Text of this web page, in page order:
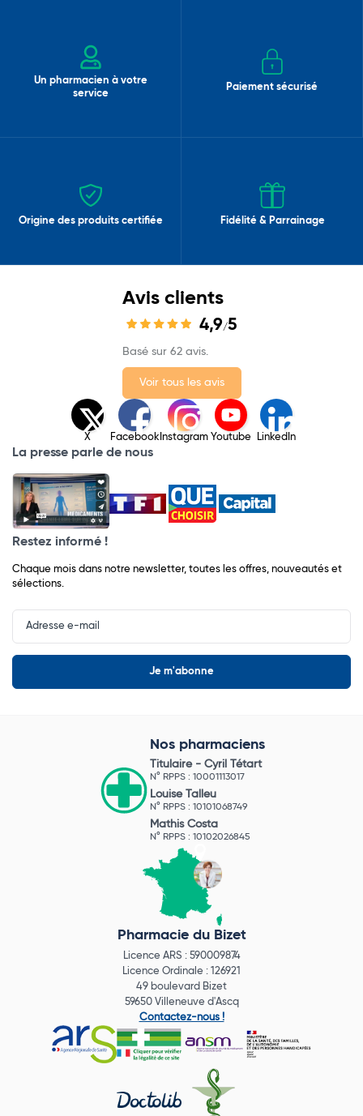
Un pharmacien à votre
service
Paiement sécurisé
Origine des produits certifiée Fidélité & Parrainage
Avis clients
4,9/5
Basé sur 62 avis.
Voir tous les avis
X Facebook Instagram Youtube LinkedIn
La presse parle de nous
Restez informé !
Chaque mois dans notre newsletter, toutes les offres, nouveautés et
sélections.
Input
Newsletter
Nos pharmaciens
Titulaire - Cyril Tétart
N° RPPS : 10001113017
Louise Talleu
N° RPPS : 10101068749
Mathis Costa
N° RPPS : 10102026845
Pharmacie du Bizet
Licence ARS : 590009874
Licence Ordinale : 126921
49 boulevard Bizet
59650 Villeneuve d'Ascq
Contactez-nous !